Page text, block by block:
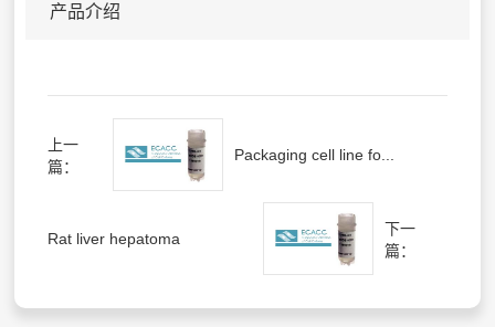
产品介绍
上一
篇：
Packaging cell line fo...
Rat liver hepatoma
下一
篇：